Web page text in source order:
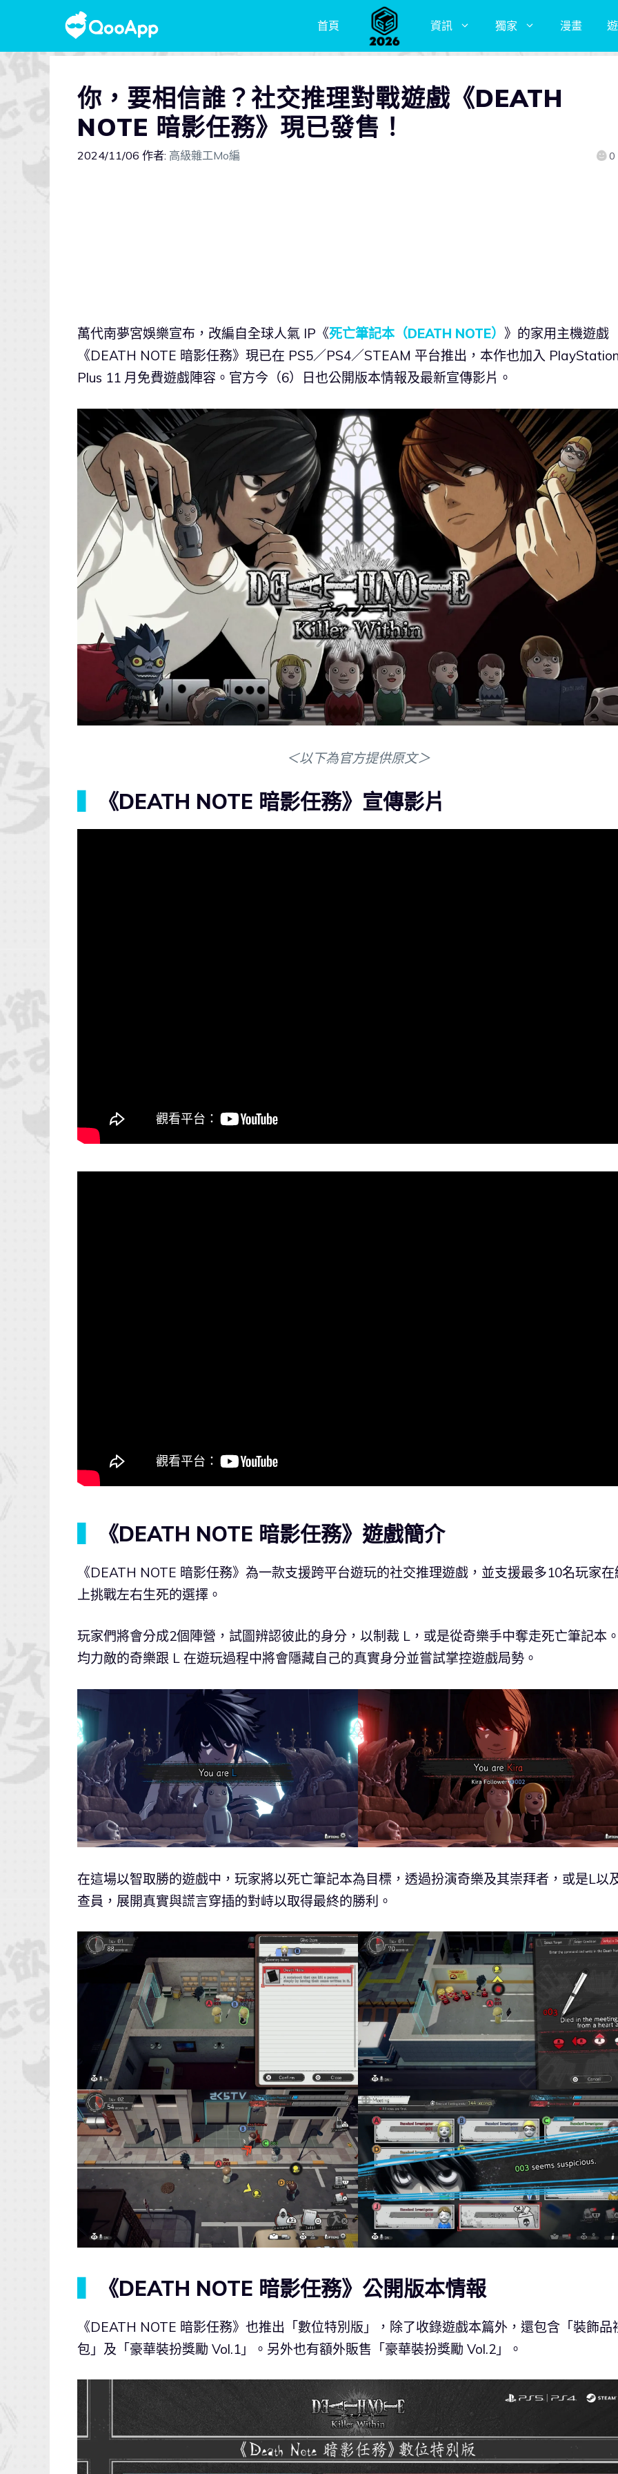
首頁 資訊 獨家 漫畫
你，要相信誰？社交推理對戰遊戲《DEATH
NOTE 暗影任務》現已發售！
2024/11/06 作者: 高級雜工Mo編 0
萬代南夢宮娛樂宣布，改編自全球人氣 IP《死亡筆記本（DEATH NOTE） 》的家用主機遊戲
《DEATH NOTE 暗影任務》現已在 PS5／PS4／STEAM 平台推出，本作也加入
Plus 11 月免費遊戲陣容。官方今（6）日也公開版本情報及最新宣傳影片。
＜以下為官方提供原文＞
《DEATH NOTE 暗影任務》宣傳影片
《DEATH NOTE 暗影任務》遊戲簡介
《DEATH NOTE 暗影任務》為一款支援跨平台遊玩的社交推理遊戲，並支援最多10名玩家在
上挑戰左右生死的選擇。
玩家們將會分成2個陣營，試圖辨認彼此的身分，以制裁 L，或是從奇樂手中奪走死亡筆記本
均力敵的奇樂跟 L 在遊玩過程中將會隱藏自己的真實身分並嘗試掌控遊戲局勢。
在這場以智取勝的遊戲中，玩家將以死亡筆記本為目標，透過扮演奇樂及其崇拜者，或是L以
查員，展開真實與謊言穿插的對峙以取得最終的勝利。
《DEATH NOTE 暗影任務》公開版本情報
《DEATH NOTE 暗影任務》也推出「數位特別版」，除了收錄遊戲本篇外，還包含「裝飾品
包」及「豪華裝扮獎勵 Vol.1」。另外也有額外販售「豪華裝扮獎勵 Vol.2」。